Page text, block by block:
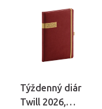
Týždenný diár
Twill 2026,